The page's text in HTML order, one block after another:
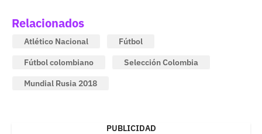
Relacionados
Atlético Nacional
Fútbol
Fútbol colombiano
Selección Colombia
Mundial Rusia 2018
PUBLICIDAD